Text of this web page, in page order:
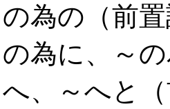
の為の（前
の為に、～
へ、～へと